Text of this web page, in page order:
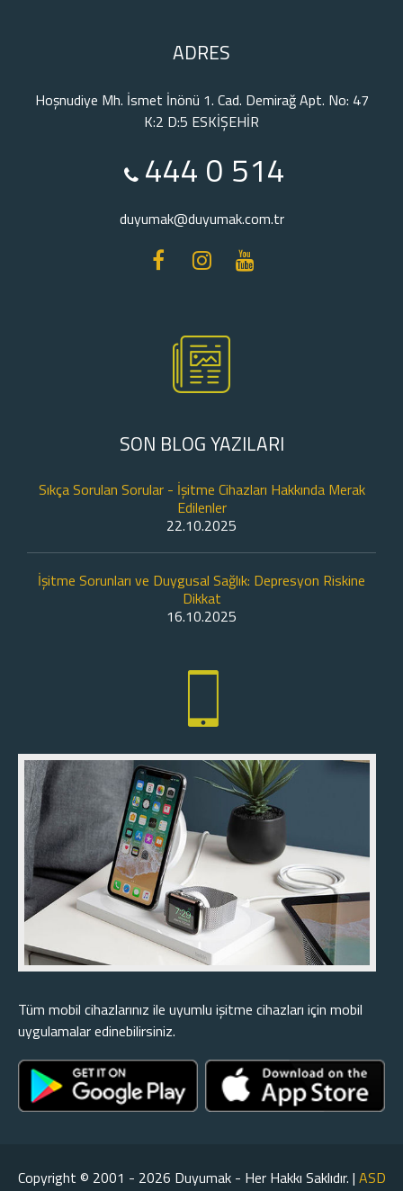
ADRES
Hoşnudiye Mh. İsmet İnönü 1. Cad. Demirağ Apt. No: 47
K:2 D:5 ESKİŞEHİR
444 0 514
duyumak@duyumak.com.tr
SON BLOG YAZILARI
Sıkça Sorulan Sorular - İşitme Cihazları Hakkında Merak
Edilenler
22.10.2025
İşitme Sorunları ve Duygusal Sağlık: Depresyon Riskine
Dikkat
16.10.2025
Tüm mobil cihazlarınız ile uyumlu işitme cihazları için mobil
uygulamalar edinebilirsiniz.
Copyright © 2001 - 2026 Duyumak - Her Hakkı Saklıdır. | ASD